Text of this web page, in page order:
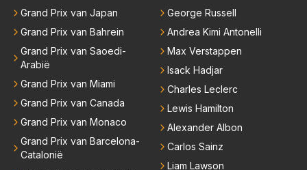
Grand Prix van Japan
Grand Prix van Bahrein
Grand Prix van Saoedi-
Arabië
Grand Prix van Miami
Grand Prix van Canada
Grand Prix van Monaco
Grand Prix van Barcelona-
Catalonië
George Russell
Andrea Kimi Antonelli
Max Verstappen
Isack Hadjar
Charles Leclerc
Lewis Hamilton
Alexander Albon
Carlos Sainz
Liam Lawson